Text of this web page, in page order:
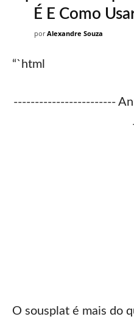
É E Como
por Alexandre Souza
“`html
------------------------
O sousplat é mais do